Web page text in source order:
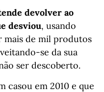
devolver ao
desviou, usando
mais de mil produtos
se da sua
ser descoberto.
casou em 2010 e que